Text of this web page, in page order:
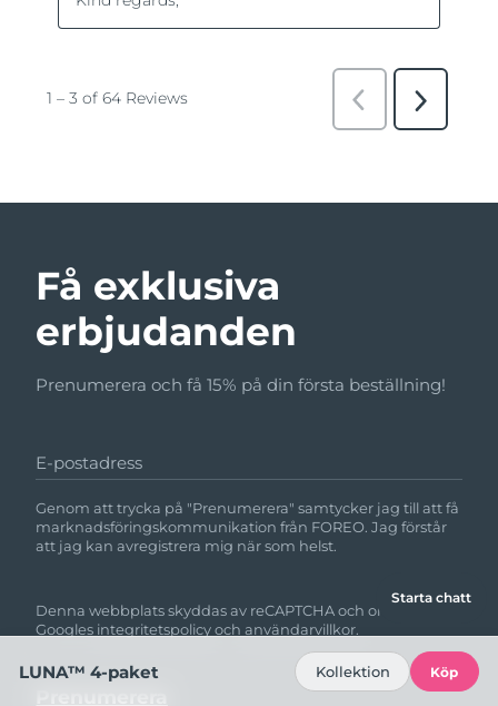
Få exklusiva
erbjudanden
Prenumerera och få 15% på din första beställning!
E-postadress
Genom att trycka på "Prenumerera" samtycker jag till att få
marknadsföringskommunikation från FOREO. Jag förstår
att jag kan avregistrera mig när som helst.
Denna webbplats skyddas av reCAPTCHA och omfattas av
Googles integritetspolicyoch användarvillkor.
Starta chatt
LUNA™ 4-paket Kollektion Köp